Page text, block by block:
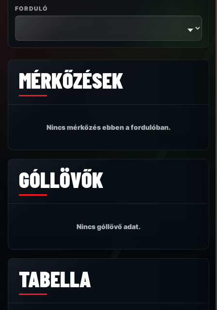
FORDULÓ
MÉRKŐZÉSEK
Nincs mérkőzés ebben a fordulóban.
GÓLLÖVŐK
Nincs góllövő adat.
TABELLA